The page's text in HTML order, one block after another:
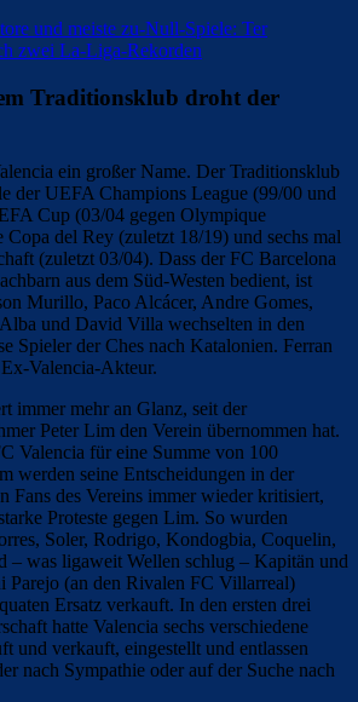
und meiste zu-Null-Spiele: Ter
zwei La-Liga-Rekorden
Traditionsklub droht der
ein großer Name. Der Traditionsklub
der UEFA Champions League (99/00 und
Cup (03/04 gegen Olympique
del Rey (zuletzt 18/19) und sechs mal
(zuletzt 03/04). Dass der FC Barcelona
aus dem Süd-Westen bedient, ist
Murillo, Paco Alcácer, Andre Gomes,
und David Villa wechselten in den
Spieler der Ches nach Katalonien. Ferran
Valencia-Akteur.
immer mehr an Glanz, seit der
Peter Lim den Verein übernommen hat.
Valencia für eine Summe von 100
werden seine Entscheidungen in der
Fans des Vereins immer wieder kritisiert,
Proteste gegen Lim. So wurden
Soler, Rodrigo, Kondogbia, Coquelin,
– was ligaweit Wellen schlug – Kapitän und
Parejo (an den Rivalen FC Villarreal)
Ersatz verkauft. In den ersten drei
hatte Valencia sechs verschiedene
und verkauft, eingestellt und entlassen
nach Sympathie oder auf der Suche nach